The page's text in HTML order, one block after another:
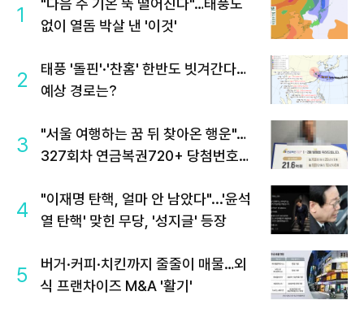
1
"다음 주 기온 뚝 떨어진다"…태풍도
없이 열돔 박살 낸 '이것'
2
태풍 '돌핀'·'찬홈' 한반도 빗겨간다…
예상 경로는?
3
"서울 여행하는 꿈 뒤 찾아온 행운"…
327회차 연금복권720+ 당첨번호조
4
"이재명 탄핵, 얼마 안 남았다"...'윤석
열 탄핵' 맞힌 무당, '성지글' 등장
5
버거·커피·치킨까지 줄줄이 매물…외
식 프랜차이즈 M&A '활기'